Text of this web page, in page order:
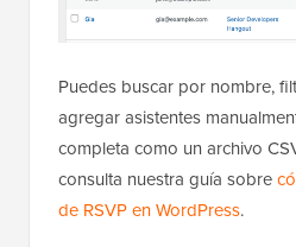
Puedes buscar por nombre,
agregar asistentes
completa como un archivo
consulta nuestra guía sobre
de RSVP en WordPress.